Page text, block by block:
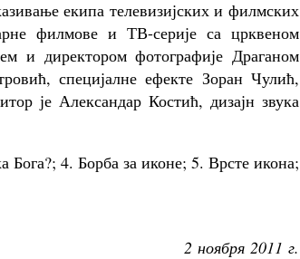
екипа телевизијских и филмских
филмове и ТВ-серије са црквеном
и директором фотографије Драганом
специјалне ефекте Зоран Чулић,
је Александар Костић, дизајн звука
4. Борба за иконе; 5. Врсте икона;
2 ноября 2011 г.